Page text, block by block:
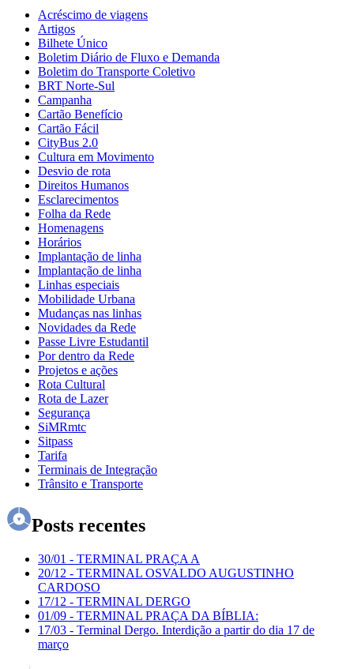
Acréscimo de viagens
Artigos
Bilhete Único
Boletim Diário de Fluxo e Demanda
Boletim do Transporte Coletivo
BRT Norte-Sul
Campanha
Cartão Benefício
Cartão Fácil
CityBus 2.0
Cultura em Movimento
Desvio de rota
Direitos Humanos
Esclarecimentos
Folha da Rede
Homenagens
Horários
Implantação de linha
Implantação de linha
Linhas especiais
Mobilidade Urbana
Mudanças nas linhas
Novidades da Rede
Passe Livre Estudantil
Por dentro da Rede
Projetos e ações
Rota Cultural
Rota de Lazer
Segurança
SiMRmtc
Sitpass
Tarifa
Terminais de Integração
Trânsito e Transporte
Posts recentes
30/01 - TERMINAL PRAÇA A
20/12 - TERMINAL OSVALDO AUGUSTINHO
CARDOSO
17/12 - TERMINAL DERGO
01/09 - TERMINAL PRAÇA DA BÍBLIA:
17/03 - Terminal Dergo. Interdição a partir do dia 17 de
março